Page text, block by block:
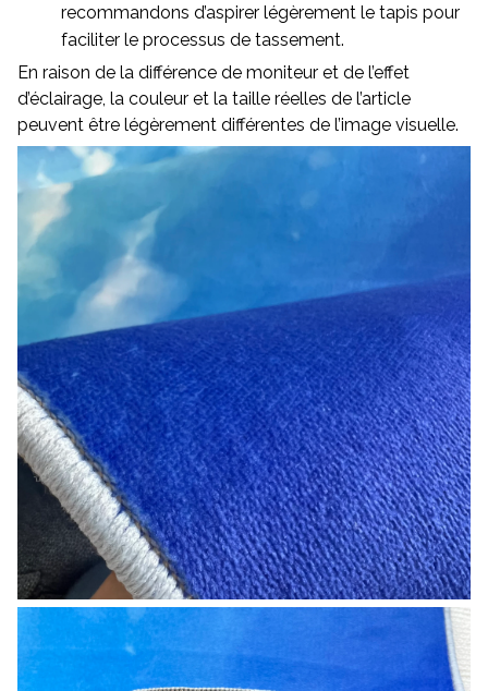
recommandons d’aspirer légèrement le tapis pour
faciliter le processus de tassement.
En raison de la différence de moniteur et de l’effet
d’éclairage, la couleur et la taille réelles de l’article
peuvent être légèrement différentes de l’image visuelle.